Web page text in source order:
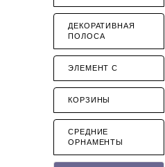
ДЕКОРАТИВНАЯ
ПОЛОСА
ЭЛЕМЕНТ С
КОРЗИНЫ
СРЕДНИЕ
ОРНАМЕНТЫ